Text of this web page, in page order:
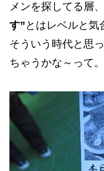
メンを探してる層
す” とはレベルと気
そういう時代と思
ちゃうかな～って。